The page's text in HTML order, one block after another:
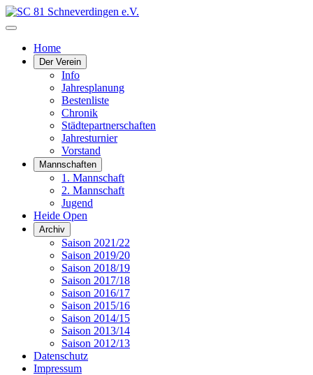
Home
Der Verein
Info
Jahresplanung
Bestenliste
Chronik
Städtepartnerschaften
Jahresturnier
Vorstand
Mannschaften
1. Mannschaft
2. Mannschaft
Jugend
Heide Open
Archiv
Saison 2021/22
Saison 2019/20
Saison 2018/19
Saison 2017/18
Saison 2016/17
Saison 2015/16
Saison 2014/15
Saison 2013/14
Saison 2012/13
Datenschutz
Impressum